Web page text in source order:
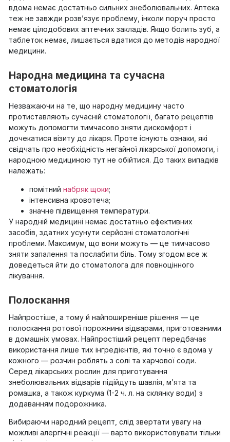
вдома немає достатньо сильних знеболювальних. Аптека
теж не завжди розв’язує проблему, інколи поруч просто
немає цілодобових аптечних закладів. Якщо болить зуб, а
таблеток немає, лишається вдатися до методів народної
медицини.
Народна медицина та сучасна
стоматологія
Незважаючи на те, що народну медицину часто
протиставляють сучасній стоматології, багато рецептів
можуть допомогти тимчасово зняти дискомфорт і
дочекатися візиту до лікаря. Проте існують ознаки, які
свідчать про необхідність негайної лікарської допомоги, і
народною медициною тут не обійтися. До таких випадків
належать:
помітний набряк щоки;
інтенсивна кровотеча;
значне підвищення температури.
У народній медицині немає достатньо ефективних
засобів, здатних усунути серйозні стоматологічні
проблеми. Максимум, що вони можуть — це тимчасово
зняти запалення та послабити біль. Тому згодом все ж
доведеться йти до стоматолога для повноцінного
лікування.
Полоскання
Найпростіше, а тому й найпоширеніше рішення — це
полоскання ротової порожнини відварами, приготованими
в домашніх умовах. Найпростіший рецепт передбачає
використання лише тих інгредієнтів, які точно є вдома у
кожного — розчин роблять з солі та харчової соди.
Серед лікарських рослин для приготування
знеболювальних відварів підійдуть шавлія, м’ята та
ромашка, а також куркума (1-2 ч. л. на склянку води) з
додаванням подорожника.
Вибираючи народний рецепт, слід звертати увагу на
можливі алергічні реакції — варто використовувати тільки